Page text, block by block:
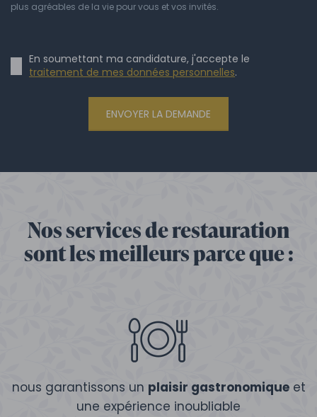
plus agréables de la vie pour vous et vos invités.
En soumettant ma candidature, j'accepte le
traitement de mes données personnelles.
ENVOYER LA DEMANDE
Nos services de restauration
sont les meilleurs parce que :
nous garantissons un plaisir gastronomiqueet
une expérience inoubliable